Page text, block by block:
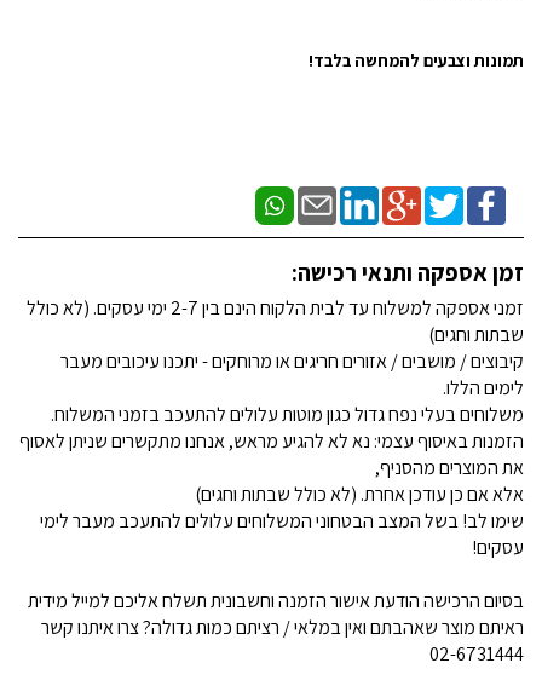
תמונות וצבעים להמחשה בלבד!
זמן אספקה ותנאי רכישה:
זמני אספקה למשלוח עד לבית הלקוח הינם בין 2-7 ימי עסקים. (לא כולל
שבתות וחגים)
קיבוצים / מושבים / אזורים חריגים או מרוחקים - יתכנו עיכובים מעבר
לימים הללו.
משלוחים בעלי נפח גדול כגון מוטות עלולים להתעכב בזמני המשלוח.
הזמנות באיסוף עצמי: נא לא להגיע מראש, אנחנו מתקשרים שניתן לאסוף
את המוצרים מהסניף,
אלא אם כן עודכן אחרת. (לא כולל שבתות וחגים)
שימו לב! בשל המצב הבטחוני המשלוחים עלולים להתעכב מעבר לימי
עסקים!
בסיום הרכישה הודעת אישור הזמנה וחשבונית תשלח אליכם למייל מידית
ראיתם מוצר שאהבתם ואין במלאי / רציתם כמות גדולה? צרו איתנו קשר
02-6731444